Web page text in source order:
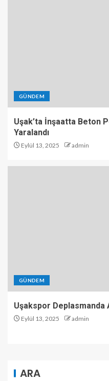
GÜNDEM
Uşak’ta İnşaatta Beton
Yaralandı
Eylül 13, 2025 admin
GÜNDEM
Uşakspor Deplasmanda
Eylül 13, 2025 admin
ARA